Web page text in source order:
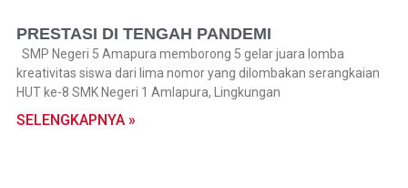
PRESTASI DI TENGAH PANDEMI
SMP Negeri 5 Amapura memborong 5 gelar juara lomba
kreativitas siswa dari lima nomor yang dilombakan serangkaian
HUT ke-8 SMK Negeri 1 Amlapura, Lingkungan
SELENGKAPNYA »